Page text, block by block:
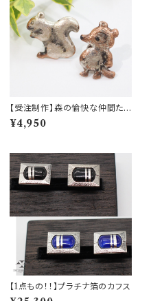
【受注制作】森の愉快な仲間たち
◆銀流しのピンバッチ◆たぬき・
りす
¥4,950
【1点もの！！】プラチナ箔のカフス